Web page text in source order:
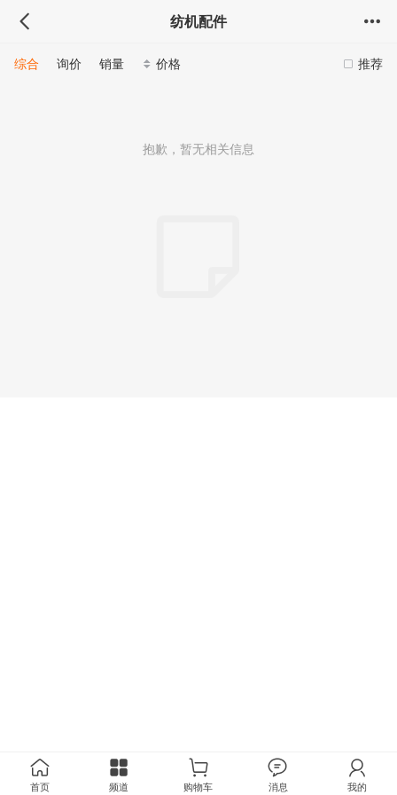
纺机配件
推荐
综合 询价 销量 价格
抱歉，暂无相关信息
首页 频道 购物车 消息 我的